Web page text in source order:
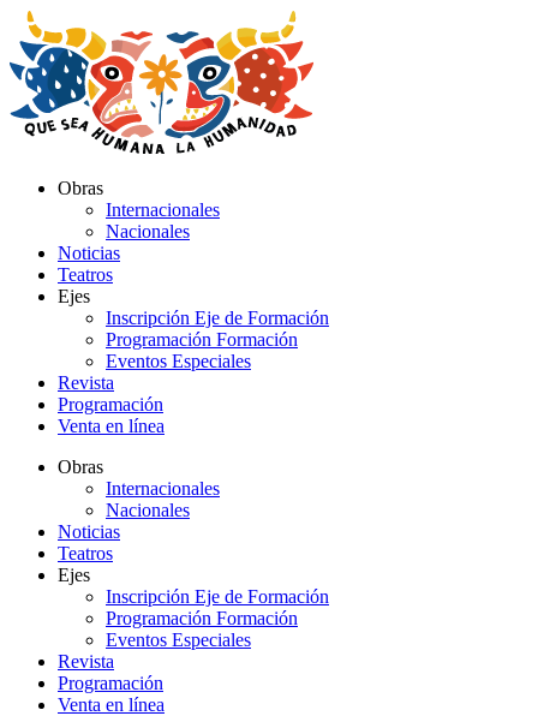
al
contenido
Obras
Internacionales
Nacionales
Noticias
Teatros
Ejes
Inscripción Eje de Formación
Programación Formación
Eventos Especiales
Revista
Programación
Venta en línea
Obras
Internacionales
Nacionales
Noticias
Teatros
Ejes
Inscripción Eje de Formación
Programación Formación
Eventos Especiales
Revista
Programación
Venta en línea